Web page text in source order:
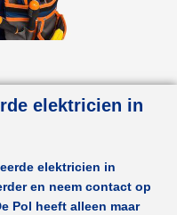
elektricien in
elektricien in
en neem contact op
Pol
heeft alleen maar